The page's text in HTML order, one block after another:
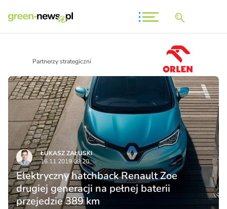
Partnerzy strategiczni
ŁUKASZ ZAŁUSKI
16.11.2019 09:20
Elektryczny hatchback Renault Zoe
drugiej generacji na pełnej baterii
przejedzie 389 km